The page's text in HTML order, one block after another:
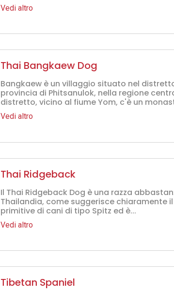
Vedi altro
Thai Bangkaew Dog
Bangkaew è un villaggio situato nel
provincia di Phitsanulok, nella regione
distretto, vicino al fiume Yom, c'è un
Vedi altro
Thai Ridgeback
Il Thai Ridgeback Dog è una razza
Thailandia, come suggerisce chiaramente
primitive di cani di tipo Spitz ed è...
Vedi altro
Tibetan Spaniel